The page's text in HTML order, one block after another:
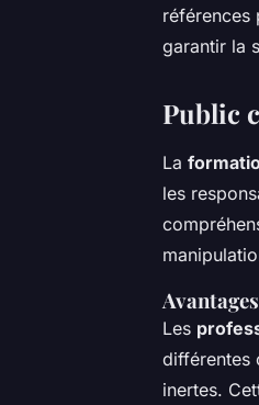
références
garantir la
Public
La
les
Les
différentes
inertes.